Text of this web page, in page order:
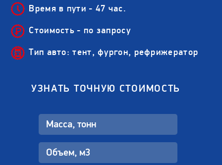
Время в пути - 47 час.
Стоимость - по запросу
Тип авто: тент, фургон, рефрижератор
УЗНАТЬ ТОЧНУЮ СТОИМОСТЬ